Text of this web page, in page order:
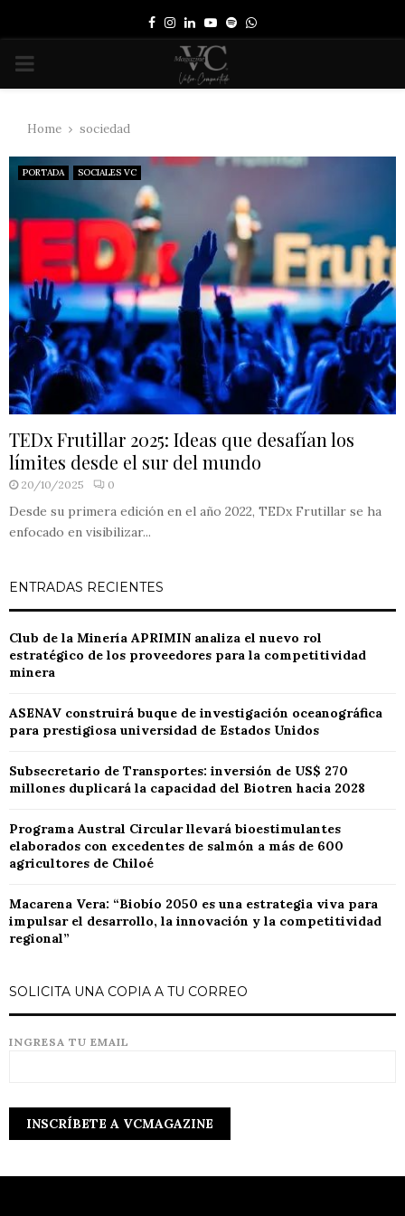
Facebook
Instagram
LinkedinYoutube
SpotifyWhatsapp
PRIMARY
Home sociedad
PORTADA SOCIALES VC
TEDx Frutillar 2025: Ideas que desafían los
límites desde el sur del mundo
20/10/2025 0
Desde su primera edición en el año 2022, TEDx Frutillar se ha
enfocado en visibilizar...
ENTRADAS RECIENTES
Club de la Minería APRIMIN analiza el nuevo rol
estratégico de los proveedores para la competitividad
minera
ASENAV construirá buque de investigación oceanográfica
para prestigiosa universidad de Estados Unidos
Subsecretario de Transportes: inversión de US$ 270
millones duplicará la capacidad del Biotren hacia 2028
Programa Austral Circular llevará bioestimulantes
elaborados con excedentes de salmón a más de 600
agricultores de Chiloé
Macarena Vera: “Biobío 2050 es una estrategia viva para
impulsar el desarrollo, la innovación y la competitividad
regional”
SOLICITA UNA COPIA A TU CORREO
INGRESA TU EMAIL